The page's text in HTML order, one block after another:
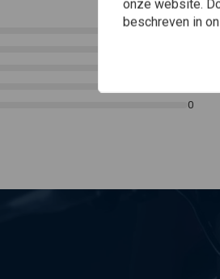
0
0
onze website.
beschreven in